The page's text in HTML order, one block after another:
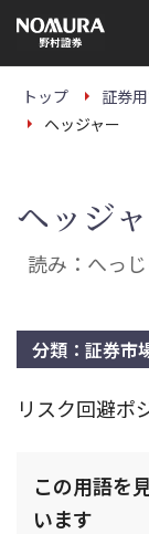
の
ー
トップ 証券
ヘッジャー
ヘッジ
読み：へっ
分類：証券市
リスク回避ポ
この用語を
います